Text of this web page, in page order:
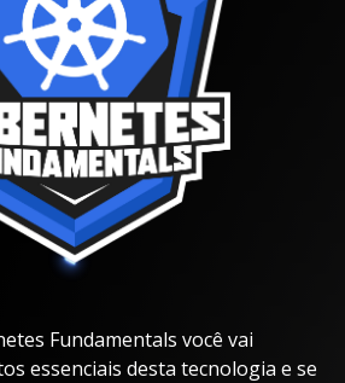
Fundamentals você vai
essenciais desta tecnologia e se